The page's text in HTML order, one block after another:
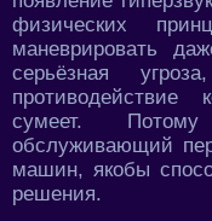
физических
маневрировать
серьёзная
противодействие
сумеет.
обслуживающий
машин, якобы
решения.